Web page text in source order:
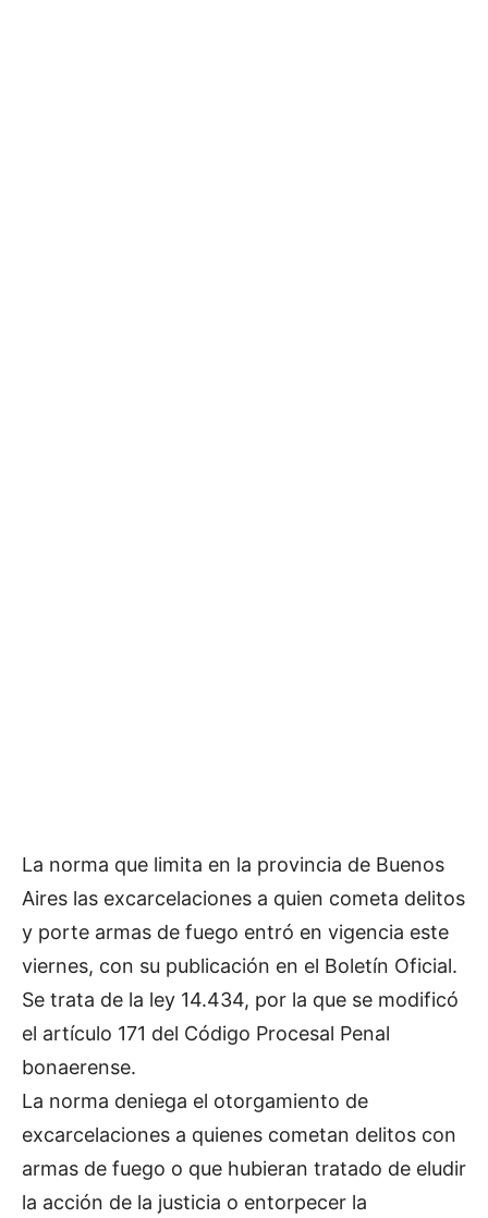
La norma que limita en la provincia de Buenos
Aires las excarcelaciones a quien cometa delitos
y porte armas de fuego entró en vigencia este
viernes, con su publicación en el Boletín Oficial.
Se trata de la ley 14.434, por la que se modificó
el artículo 171 del Código Procesal Penal
bonaerense.
La norma deniega el otorgamiento de
excarcelaciones a quienes cometan delitos con
armas de fuego o que hubieran tratado de eludir
la acción de la justicia o entorpecer la